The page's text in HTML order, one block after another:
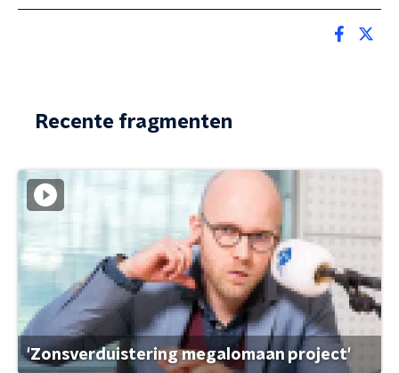
Recente fragmenten
'Zonsverduistering megalomaan project'